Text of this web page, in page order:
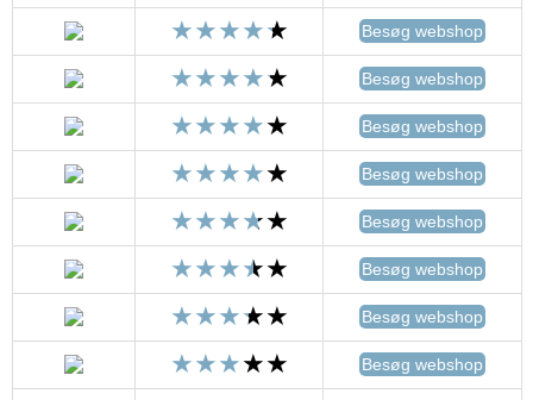
Besøg webshop
Besøg webshop
Besøg webshop
Besøg webshop
Besøg webshop
Besøg webshop
Besøg webshop
Besøg webshop